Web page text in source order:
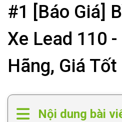
#1 [Báo Giá]
Xe Lead 110
Hãng, Giá Tốt
Nội dung bài